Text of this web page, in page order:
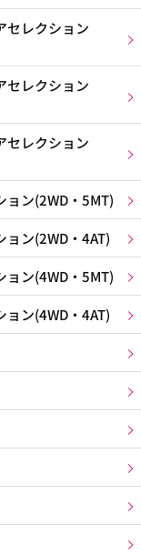
レクション
レクション
レクション
ン(2WD・5MT)
ン(2WD・4AT)
ン(4WD・5MT)
ン(4WD・4AT)